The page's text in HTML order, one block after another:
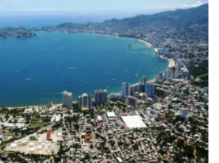
Travel Fest brindará
única a los
y negocios del sector
y ofrecer una variedad
y experiencias. Somos
con más actividad
en el mundo y, sin duda,
es una oportunidad de